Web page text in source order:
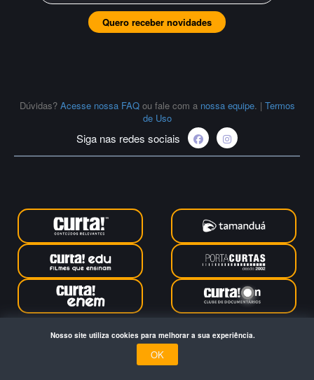
Quero receber novidades
Dúvidas? Acesse nossa FAQ ou fale com a nossa equipe. | Termos
de Uso
Siga nas redes sociais
Curta Educação © 2024. Todos os direitos reservados. Feito com
no Rio de Janeiro
Nosso site utiliza cookies para melhorar a sua experiência.
OK